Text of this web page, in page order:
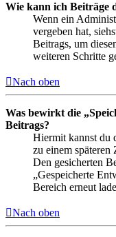
Wie kann ich Beiträge
Wenn ein
vergeben hat,
Beitrags, um
weiteren Schritte
Nach oben
Was bewirkt die
Beitrags?
Hiermit kannst du
zu einem
Den gesicherten
„Gespeicherte
Bereich erneut
Nach oben